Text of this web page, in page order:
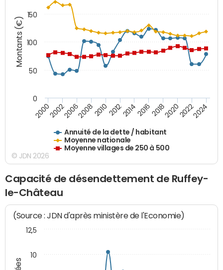
Montants (€)
Annuité de la dette / habitant
Moyenne nationale
Moyenne villages de 250 à 500
200020022006200820102012201420162018202020222024
0
50
100
150
© JDN 2026
Capacité de désendettement de Ruffey-
le-Château
(Source : JDN d'après ministère de l'Economie)
10
12,5